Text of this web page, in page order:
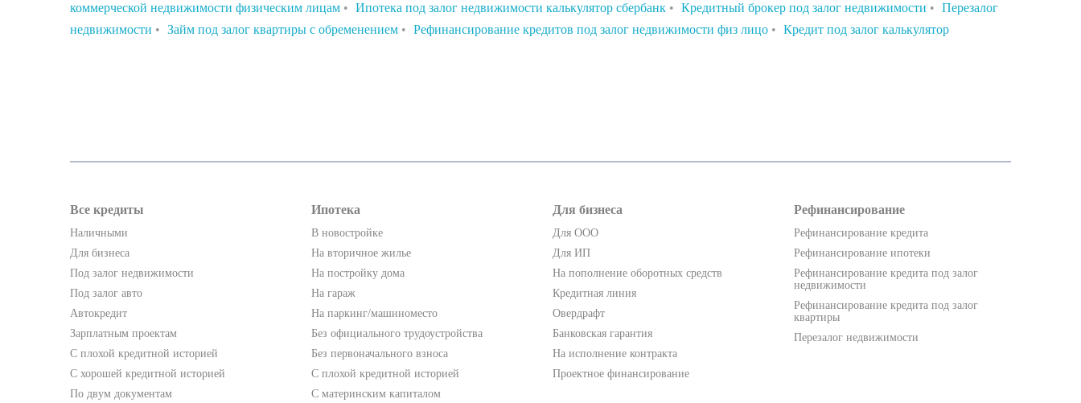
коммерческой недвижимости физическим лицам • Ипотека под залог недвижимости калькулятор сбербанк • Кредитный брокер под залог недвижимости • Перезалог
недвижимости • Займ под залог квартиры с обременением • Рефинансирование кредитов под залог недвижимости физ лицо • Кредит под залог калькулятор
Все кредиты
Наличными
Для бизнеса
Под залог недвижимости
Под залог авто
Автокредит
Зарплатным проектам
С плохой кредитной историей
С хорошей кредитной историей
По двум документам
Ипотека
В новостройке
На вторичное жилье
На постройку дома
На гараж
На паркинг/машиноместо
Без официального трудоустройства
Без первоначального взноса
С плохой кредитной историей
С материнским капиталом
Для бизнеса
Для ООО
Для ИП
На пополнение оборотных средств
Кредитная линия
Овердрафт
Банковская гарантия
На исполнение контракта
Проектное финансирование
Рефинансирование
Рефинансирование кредита
Рефинансирование ипотеки
Рефинансирование кредита под залог
недвижимости
Рефинансирование кредита под залог
квартиры
Перезалог недвижимости